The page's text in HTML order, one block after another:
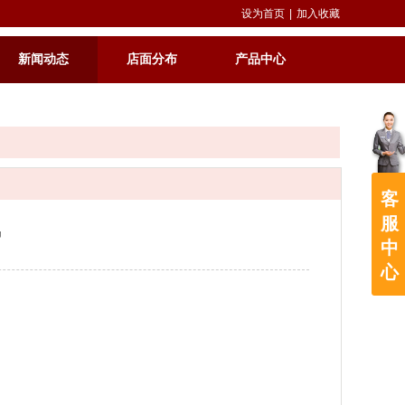
新闻动态 店面分布 产品中心
设为首页 加入收藏
客
服
中
心